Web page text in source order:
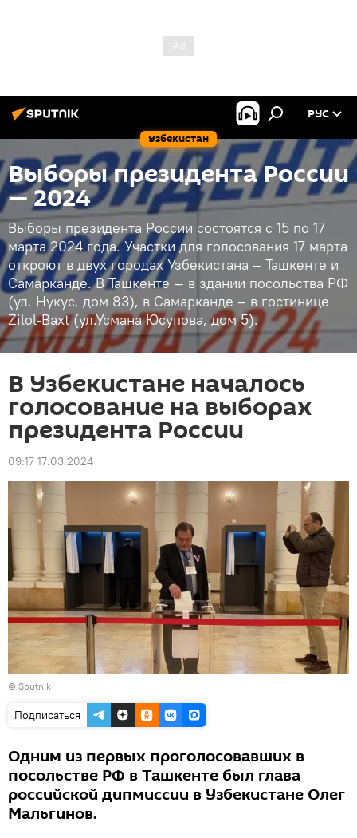
Узбекистан
РУС
Выборы президента России
— 2024
Выборы президента России состоятся с 15 по 17
марта 2024 года. Участки для голосования 17 марта
откроют в двух городах Узбекистана – Ташкенте и
Самарканде. В Ташкенте — в здании посольства РФ
(ул. Нукус, дом 83), в Самарканде – в гостинице
Zilol-Baxt (ул.Усмана Юсупова, дом 5).
В Узбекистане началось
голосование на выборах
президента России
09:17 17.03.2024
© Sputnik
Подписаться
Одним из первых проголосовавших в
посольстве РФ в Ташкенте был глава
российской дипмиссии в Узбекистане Олег
Мальгинов.